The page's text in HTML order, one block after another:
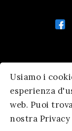
Usiamo i
esperienza
web. Puoi
nostra Privacy